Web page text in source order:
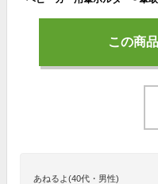
この商
あねるよ(40代・男性)